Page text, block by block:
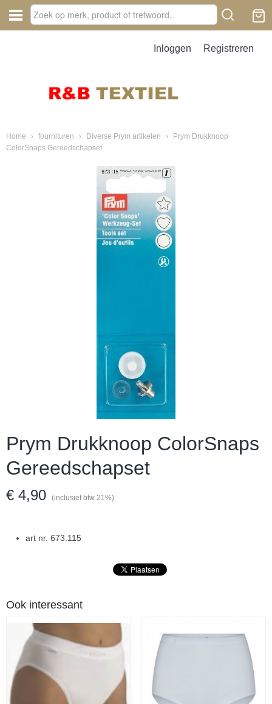
Inloggen Registreren
Home › fournituren › Diverse Prym artikelen ›
Prym Drukknoop
ColorSnaps Gereedschapset
Prym Drukknoop ColorSnaps
Gereedschapset
€ 4,90 (inclusief btw 21%)
art nr. 673.115
Ook interessant